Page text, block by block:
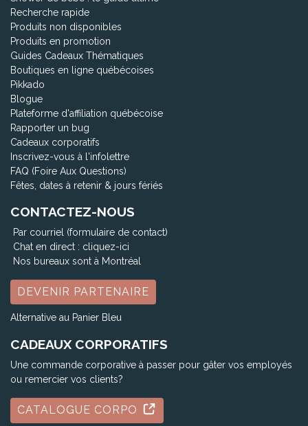
Recherche rapide
Produits non disponibles
Produits en promotion
Guides Cadeaux Thématiques
Boutiques en ligne québécoises
Pikkado
Blogue
Plateforme d'affiliation québécoise
Rapporter un bug
Cadeaux corporatifs
Inscrivez-vous à l'infolettre
FAQ (Foire Aux Questions)
Fêtes, dates à retenir & jours fériés
CONTACTEZ-NOUS
Par courriel (formulaire de contact)
Chat en direct : cliquez-ici
Nos bureaux sont à Montréal
DEVENIR PARTENAIRE
Alternative au Panier Bleu
CADEAUX CORPORATIFS
Une commande corporative à passer pour gâter vos employés
ou remercier vos clients?
CATALOGUE CORPO